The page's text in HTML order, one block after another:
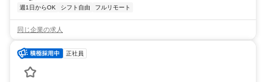
週1日からOK シフト自由 フルリモート
同じ企業の求人
正社員